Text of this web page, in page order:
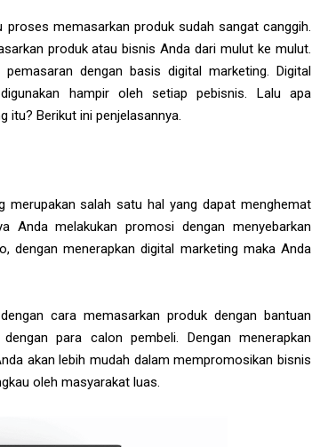
memasarkan produk sudah sangat canggih.
produk atau bisnis Anda dari mulut ke mulut.
dengan basis digital marketing. Digital
hampir oleh setiap pebisnis. Lalu apa
itu? Berikut ini penjelasannya.
merupakan salah satu hal yang dapat menghemat
Anda melakukan promosi dengan menyebarkan
dengan menerapkan digital marketing maka Anda
cara memasarkan produk dengan bantuan
para calon pembeli. Dengan menerapkan
akan lebih mudah dalam mempromosikan bisnis
oleh masyarakat luas.